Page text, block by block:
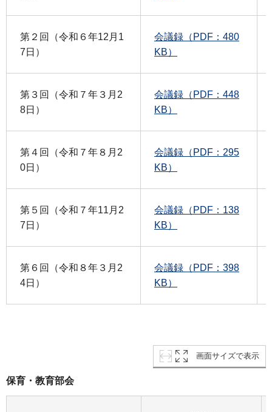
第２回（令和６年12月1
7日）
会議録（PDF：480
KB）
第３回（令和７年３月2
8日）
会議録（PDF：448
KB）
第４回（令和７年８月2
0日）
会議録（PDF：295
KB）
第５回（令和７年11月2
7日）
会議録（PDF：138
KB）
第６回（令和８年３月2
4日）
会議録（PDF：398
KB）
画面サイズで表示
保育・教育部会